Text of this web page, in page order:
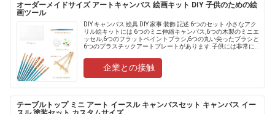
オーダーメイドサイズ アートキャンバス 絵画キット DIY 子供のための絵
画ツール
DIY キャンバス 絵具 DIY 家事 装飾 記述:6つのセット 小さなアク
リル絵キットには 6つのミニ伸縮キャンバス,6つの木製のミニエ
ッセル,6つのフラットペイントブラシ,6つの丸い尖ったブラシと
6つのプラスチックアートプレートがあります.子供には非常に
企業との接触
テーブルトップ ミニ アート イースル キャンバスセット キャンバス イー